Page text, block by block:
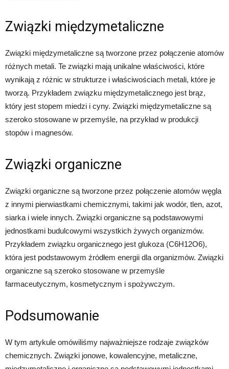
Związki międzymetaliczne
Związki międzymetaliczne są tworzone przez połączenie atomów
różnych metali. Te związki mają unikalne właściwości, które
wynikają z różnic w strukturze i właściwościach metali, które je
tworzą. Przykładem związku międzymetalicznego jest brąz,
który jest stopem miedzi i cyny. Związki międzymetaliczne są
szeroko stosowane w przemyśle, na przykład w produkcji
stopów i magnesów.
Związki organiczne
Związki organiczne są tworzone przez połączenie atomów węgla
z innymi pierwiastkami chemicznymi, takimi jak wodór, tlen, azot,
siarka i wiele innych. Związki organiczne są podstawowymi
jednostkami budulcowymi wszystkich żywych organizmów.
Przykładem związku organicznego jest glukoza (C6H12O6),
która jest podstawowym źródłem energii dla organizmów. Związki
organiczne są szeroko stosowane w przemyśle
farmaceutycznym, kosmetycznym i spożywczym.
Podsumowanie
W tym artykule omówiliśmy najważniejsze rodzaje związków
chemicznych. Związki jonowe, kowalencyjne, metaliczne,